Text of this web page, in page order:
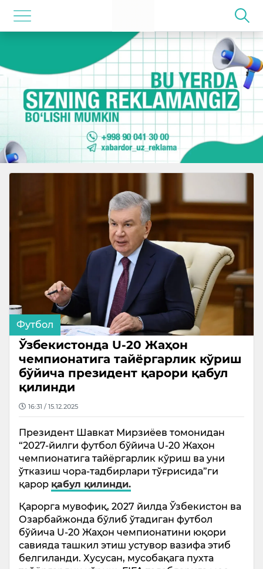
Футбол
Ўзбекистонда U-20 Жаҳон
чемпионатига тайёргарлик кўриш
бўйича президент қарори қабул
қилинди
16:31 / 15.12.2025
Президент Шавкат Мирзиёев томонидан
“2027-йилги футбол бўйича U-20 Жаҳон
чемпионатига тайёргарлик кўриш ва уни
ўтказиш чора-тадбирлари тўғрисида”ги
қарор қабул қилинди.
Қарорга мувофиқ, 2027 йилда Ўзбекистон ва
Озарбайжонда бўлиб ўтадиган футбол
бўйича U-20 Жаҳон чемпионатини юқори
савияда ташкил этиш устувор вазифа этиб
белгиланди. Хусусан, мусобақага пухта